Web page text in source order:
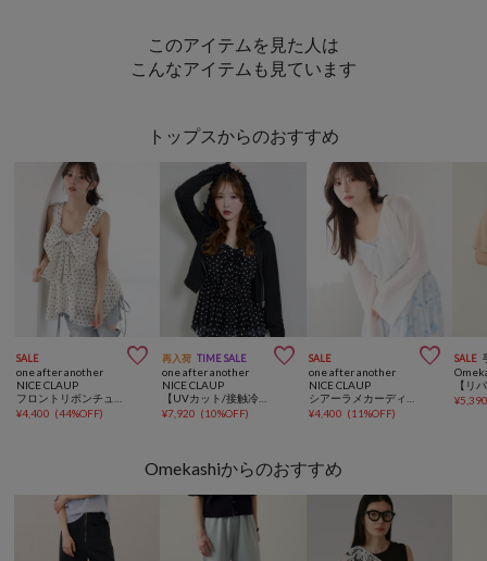
このアイテムを見た人は
こんなアイテムも見ています
トップスからのおすすめ
SALE 
one after another
NICE CLAUP
フロントリボンチュニック
¥4,400 (44%OFF)
再入荷 TIME SALE 
one after another
NICE CLAUP
【UVカット/接触冷感/防しわ加工】ロゴ刺しゅうフリルラメパーカー
¥7,920 (10%OFF)
SALE 
one after another
NICE CLAUP
シアーラメカーディガン
¥4,400 (11%OFF)
SALE
¥
Omekashiからのおすすめ